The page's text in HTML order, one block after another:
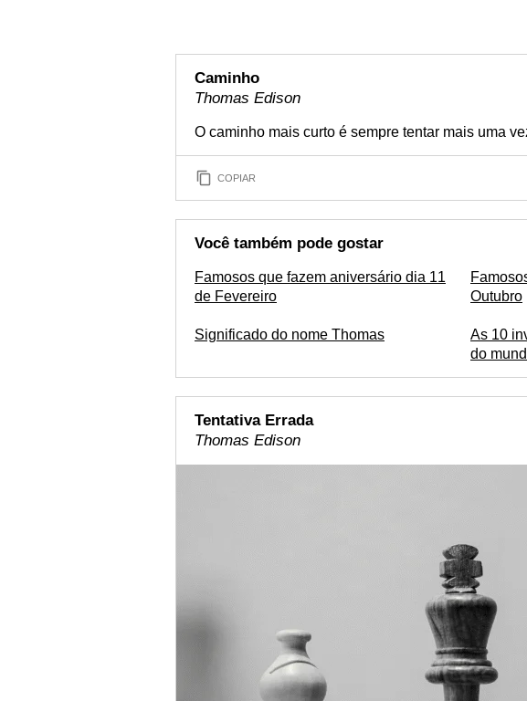
Caminho
Thomas Edison
O caminho mais curto é sempre tentar mais uma
COPIAR
Você também pode gostar
Famosos que fazem aniversário dia 11
de Fevereiro
Significado do nome Thomas
Outubro
As 10
do
Tentativa Errada
Thomas Edison